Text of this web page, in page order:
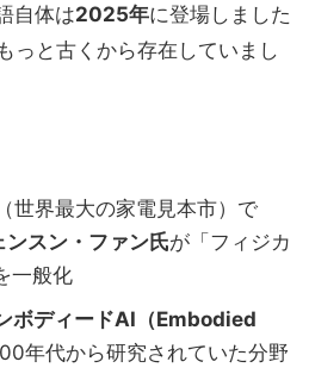
自体は2025年に登場しました
っと古くから存在していまし
世界最大の家電見本市）で
スン・ファン氏が「フィジカ
一般化
ボディードAI（Embodied
年代から研究されていた分野